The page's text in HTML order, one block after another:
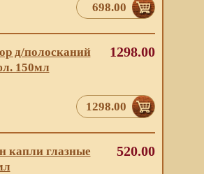
698.00
д/полосканий
150мл
1298.00
1298.00
капли глазные
520.00